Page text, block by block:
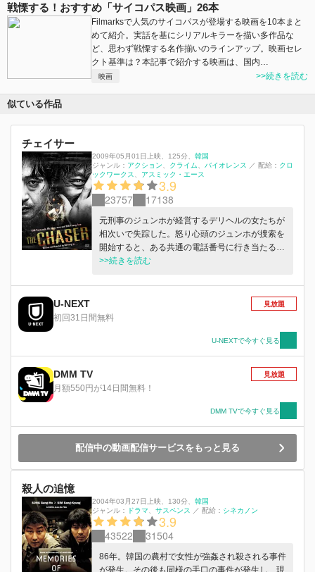
戦慄する！おすすめ「サイコパス映画」26本
Filmarksで人気のサイコパスが登場する映画を10本まと
めて紹介。実話を基にシリアルキラーを描い多作品な
ど、思わず戦慄する名作揃いのラインアップ。映画セレ
クト基準は？本記事で紹介する映画は、国内…
映画 >>続きを読む
似ている作品
チェイサー
2009年05月01日上映、 125分、 韓国
ジャンル： アクション クライム バイオレンス ／ 配給： クロ
ックワークス
アスミック・エース
3.9
23757 17138
元刑事のジュンホが経営するデリヘルの女たちが
相次いで失踪した。怒り心頭のジュンホが捜索を
開始すると、ある共通の電話番号に行き当たる。
そして、たった今出掛けて行った女もその電話番
の男を追い…。
>>続きを読む
U-NEXT
初回31日間無料
見放題
U-NEXTで今すぐ見る
DMM TV
月額550円が14日間無料！
見放題
DMM TVで今すぐ見る
配信中の動画配信サービスをもっと見る
殺人の追憶
2004年03月27日上映、 130分、 韓国
ジャンル：
ドラマ サスペンス ／ 配給： シネカノン
3.9
43522 31504
86年。韓国の農村で女性が強姦され殺される事件